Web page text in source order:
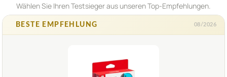
Wählen Sie Ihren Testsieger aus unseren Top-Empfehlungen.
BESTE EMPFEHLUNG 08/2026